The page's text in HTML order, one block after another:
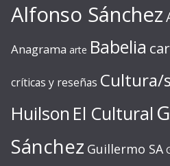
Alfonso Sánchez
Anagrama arte Babelia
críticas y reseñas Cultura/s
Huilson El Cultural
Sánchez Guillermo SA